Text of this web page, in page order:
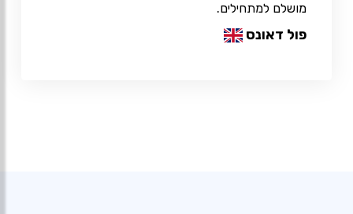
מושלם למתחילים.
פול דאונס